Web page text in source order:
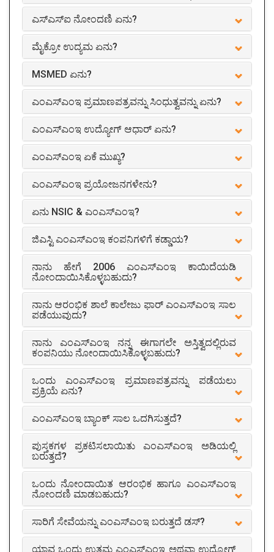
ಎಸ್ಎಸ್ಐ ನೋಂದಣಿ ಏನು?
ಮೈಕ್ರೋ ಉದ್ಯಮ ಏನು?
MSMED ಏನು?
ಎಂಎಸ್ಎಂಇ ಪ್ರಮಾಣಪತ್ರವನ್ನು ಸಿಂಧುತ್ವವನ್ನು ಏನು?
ಎಂಎಸ್ಎಂಇ ಉದ್ಯೋಗ್ ಆಧಾರ್ ಏನು?
ಎಂಎಸ್ಎಂಇ ಏಕೆ ಮುಖ್ಯ?
ಎಂಎಸ್ಎಂಇ ಪ್ರಯೋಜನಗಳೇನು?
ಏನು NSIC & ಎಂಎಸ್ಎಂಇ?
ಜಿಎಸ್ಟಿ ಎಂಎಸ್ಎಂಇ ಕಂಪನಿಗಳಿಗೆ ಕಡ್ಡಾಯ?
ನಾನು ಹೇಗೆ 2006 ಎಂಎಸ್ಎಂಇ ಕಾಯಿದೆಯಡಿ
ನೋಂದಾಯಿಸಿಕೊಳ್ಳಬಹುದು?
ನಾನು ಆರಂಭಿಕ ಶಾಲೆ ಕಾಲೇಜು ಫಾರ್ ಎಂಎಸ್ಎಂಇ ಸಾಲ
ಪಡೆಯುವುದು?
ನಾನು ಎಂಎಸ್ಎಂಇ ನನ್ನ ಈಗಾಗಲೇ ಅಸ್ತಿತ್ವದಲ್ಲಿರುವ
ಕಂಪನಿಯು ನೋಂದಾಯಿಸಿಕೊಳ್ಳಬಹುದು?
ಒಂದು ಎಂಎಸ್ಎಂಇ ಪ್ರಮಾಣಪತ್ರವನ್ನು ಪಡೆಯಲು
ಪ್ರಕ್ರಿಯೆ ಏನು?
ಎಂಎಸ್ಎಂಇ ಬ್ಯಾಂಕ್ ಸಾಲ ಒದಗಿಸುತ್ತದೆ?
ಪುಸ್ತಕಗಳ ಪ್ರಕಟಿಸಲಾಯಿತು ಎಂಎಸ್ಎಂಇ ಅಡಿಯಲ್ಲಿ
ಬರುತ್ತದೆ?
ಒಂದು ನೋಂದಾಯಿತ ಆರಂಭಿಕ ಹಾಗೂ ಎಂಎಸ್ಎಂಇ
ನೋಂದಣಿ ಮಾಡಬಹುದು?
ಸಾರಿಗೆ ಸೇವೆಯನ್ನು ಎಂಎಸ್ಎಂಇ ಬರುತ್ತದೆ ಡಸ್?
ಯಾವ ಒಂದು ಉತ್ತಮ ಎಂಎಸ್ಎಂಇ ಅಥವಾ ಉದ್ಯೋಗ್